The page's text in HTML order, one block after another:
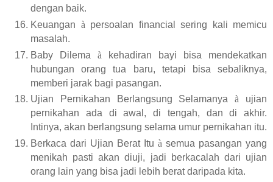
dengan baik.
Keuangan à persoalan financial sering kali memicu
masalah.
Baby Dilema à kehadiran bayi bisa mendekatkan
hubungan orang tua baru, tetapi bisa sebaliknya,
memberi jarak bagi pasangan.
Ujian Pernikahan Berlangsung Selamanyaà ujian
pernikahan ada di awal, di tengah, dan di akhir.
Intinya, akan berlangsung selama umur pernikahan itu.
Berkaca dari Ujian Berat Itu à semua pasangan yang
menikah pasti akan diuji, jadi berkacalah dari ujian
orang lain yang bisa jadi lebih berat daripada kita.